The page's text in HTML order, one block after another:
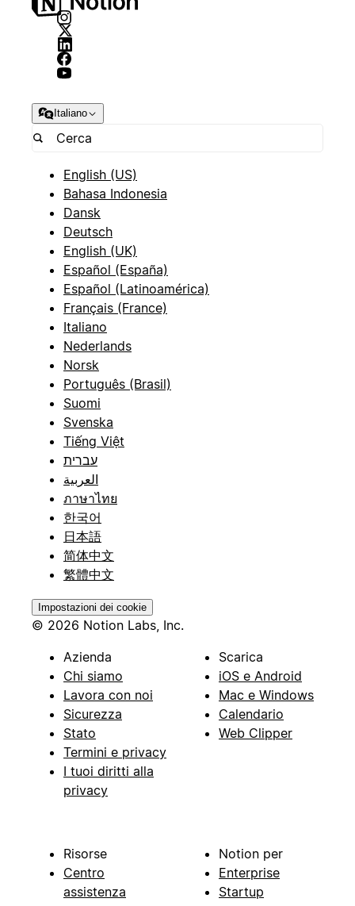
Italiano
English (US)
Bahasa Indonesia
Dansk
Deutsch
English (UK)
Español (España)
Español (Latinoamérica)
Français (France)
Italiano
Nederlands
Norsk
Português (Brasil)
Suomi
Svenska
Tiếng Việt
עברית
العربية
ภาษาไทย
한국어
日本語
简体中文
繁體中文
Impostazioni dei cookie
© 2026 Notion Labs, Inc.
Azienda
Chi siamo
Lavora con noi
Sicurezza
Stato
Termini e privacy
I tuoi diritti alla
privacy
Scarica
iOS e Android
Mac e Windows
Calendario
Web Clipper
Risorse
Centro
assistenza
Notion per
Enterprise
Startup